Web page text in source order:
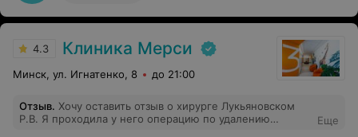
4.3 Клиника Мерси
Минск, ул. Игнатенко, 8 до 21:00
Отзыв. Хочу оставить отзыв о хирурге Лукьяновском
Р.В. Я проходила у него операцию по удалению
Еще